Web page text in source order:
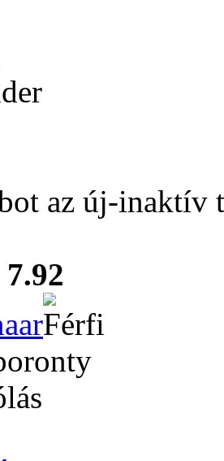
az új-inaktív
7.92